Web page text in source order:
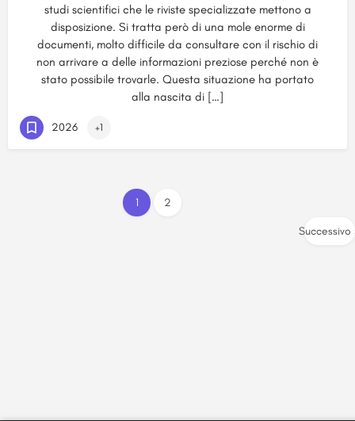
studi scientifici che le riviste specializzate mettono a
disposizione. Si tratta però di una mole enorme di
documenti, molto difficile da consultare con il rischio di
non arrivare a delle informazioni preziose perché non è
stato possibile trovarle. Questa situazione ha portato
alla nascita di […]
2026 +1
1 2
Successivo